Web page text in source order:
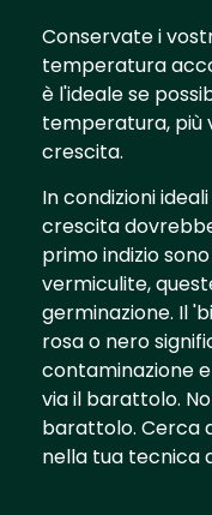
Conservate i
temperatura
è l'ideale se
temperatura, più
crescita.
In condizioni
crescita
primo indizio
vermiculite,
germinazione. Il
rosa o nero
contaminazione
via il barattolo.
barattolo. Cerca
nella tua tecnica